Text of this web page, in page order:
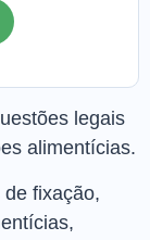
legais
alimentícias.
fixação,